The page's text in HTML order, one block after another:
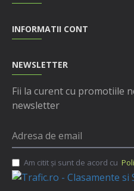
INFORMATII CONT
NEWSLETTER
Fii la curent cu promotiile
newsletter
Am citit şi sunt de acord cu